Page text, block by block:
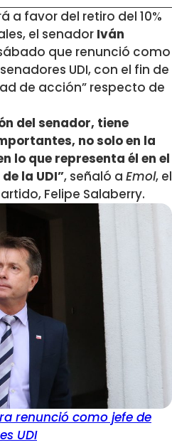
a favor del retiro del 10%
el senador Iván
que renunció como
UDI, con el fin de
de acción” respecto de
del senador, tiene
no solo en la
lo que representa él en el
la UDI”, señaló a Emol, el
Felipe Salaberry.
renunció como jefe de
UDI